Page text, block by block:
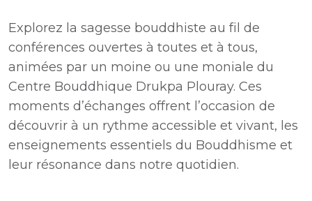
Explorez la sagesse bouddhiste au fil de
conférences ouvertes à toutes et à tous,
animées par un moine ou une moniale du
Centre Bouddhique Drukpa Plouray. Ces
moments d’échanges offrent l’occasion de
découvrir à un rythme accessible et vivant, les
enseignements essentiels du Bouddhisme et
leur résonance dans notre quotidien.